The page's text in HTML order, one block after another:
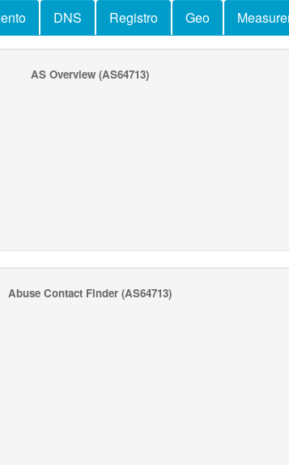
DNS Registro Geo
AS Overview (AS64713)
Abuse Contact Finder (AS64713)